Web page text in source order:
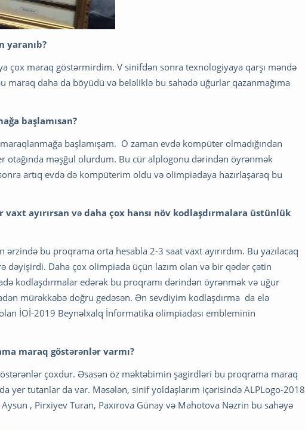
yaranıb?
çox maraq göstərmirdim. V sinifdən sonra texnologiyaya qarşı məndə
maraq daha da böyüdü və beləliklə bu sahədə uğurlar qazanmağıma
başlamısan?
başlamışam. O zaman evdə kompüter olmadığından
otağında məşğul olurdum. Bu cür alplogonu dərindən öyrənmək
artıq evdə də kompüterim oldu və olimpiadaya hazırlaşaraq bu
ayırırsan və daha çox hansı növ kodlaşdırmalara üstünlük
ərzində bu proqrama orta hesabla 2-3 saat vaxt ayırırdım. Bu yazılacaq
dəyişirdi. Daha çox olimpiada üçün lazım olan və bir qədər çətin
kodlaşdırmalar edərək bu proqramı dərindən öyrənmək və uğur
mürəkkəbə doğru gedəsən. Ən sevdiyim kodlaşdırma da elə
İOİ-2019 Beynəlxalq İnformatika olimpiadası embleminin
maraq göstərənlər varmı?
çoxdur. Əsasən öz məktəbimin şagirdləri bu proqrama maraq
yer tutanlar da var. Məsələn, sinif yoldaşlarım içərisində ALPLogo-2018
, Pirxiyev Turan, Paxırova Günay və Mahotova Nəzrin bu sahəyə